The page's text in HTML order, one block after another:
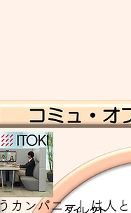
カンパニー」は人